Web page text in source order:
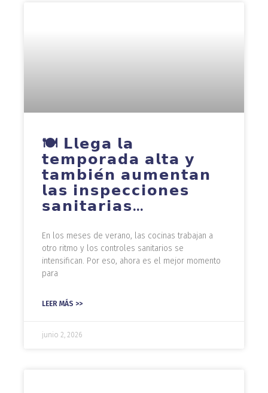
🍽️ 𝗟𝗹𝗲𝗴𝗮 𝗹𝗮
𝘁𝗲𝗺𝗽𝗼𝗿𝗮𝗱𝗮 𝗮𝗹𝘁𝗮 𝘆
𝘁𝗮𝗺𝗯𝗶𝗲́𝗻 𝗮𝘂𝗺𝗲𝗻𝘁𝗮𝗻
𝗹𝗮𝘀 𝗶𝗻𝘀𝗽𝗲𝗰𝗰𝗶𝗼𝗻𝗲𝘀
𝘀𝗮𝗻𝗶𝘁𝗮𝗿𝗶𝗮𝘀…
En los meses de verano, las cocinas trabajan a
otro ritmo y los controles sanitarios se
intensifican. Por eso, ahora es el mejor momento
para
LEER MÁS >>
junio 2, 2026